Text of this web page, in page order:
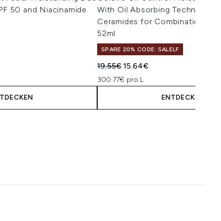
50 and Niacinamide
With Oil Absorbing Technology
Ceramides for Combination
52ml
SPARE 20% CODE: SALELF
Unverbindliche Preisempfehlung:
19.55€Aktueller Preis:
15.64€
300.77€ pro L
ENTDECKEN